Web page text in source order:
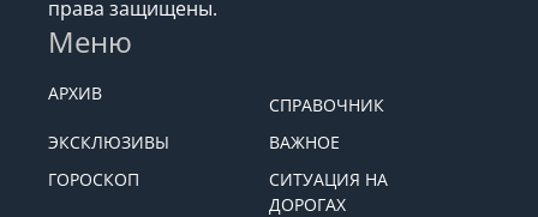
права защищены.
Меню
АРХИВ
СПРАВОЧНИК
ЭКСКЛЮЗИВЫ
ВАЖНОЕ
ГОРОСКОП
СИТУАЦИЯ НА
ДОРОГАХ